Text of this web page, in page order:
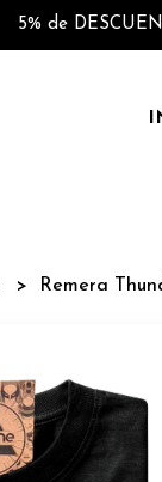
5% de
Remera